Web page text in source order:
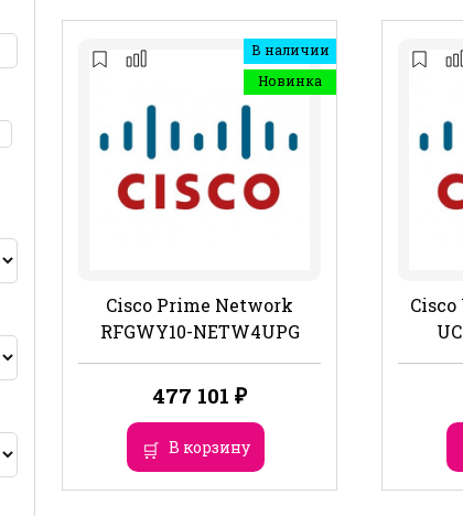
В наличии
Новинка
Cisco Prime Network
RFGWY10-NETW4UPG
477 101₽
В корзину
Cisco